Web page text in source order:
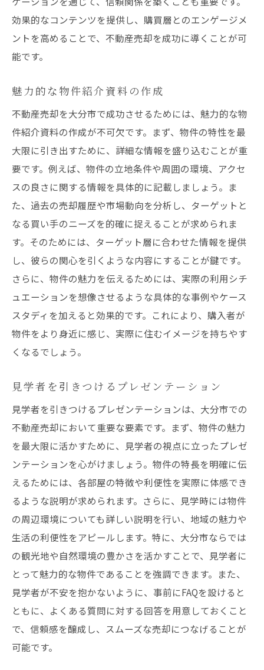
効果的なコンテンツを提供し、購買層とのエンゲージメ
ントを高めることで、不動産売却を成功に導くことが可
能です。
魅力的な物件紹介資料の作成
不動産売却を大分市で成功させるためには、魅力的な物
件紹介資料の作成が不可欠です。まず、物件の特性を最
大限に引き出すために、詳細な情報を盛り込むことが重
要です。例えば、物件の立地条件や周囲の環境、アクセ
スの良さに関する情報を具体的に記載しましょう。ま
た、過去の売却履歴や市場動向を分析し、ターゲットと
なる買い手のニーズを的確に捉えることが求められま
す。そのためには、ターゲット層に合わせた情報を提供
し、彼らの関心を引くような内容にすることが鍵です。
さらに、物件の魅力を伝えるためには、実際の利用シチ
ュエーションを想像させるような具体的な事例やケース
スタディを加えると効果的です。これにより、購入者が
物件をより身近に感じ、実際に住むイメージを持ちやす
くなるでしょう。
見学者を引きつけるプレゼンテーション
見学者を引きつけるプレゼンテーションは、大分市での
不動産売却において重要な要素です。まず、物件の魅力
を最大限に活かすために、見学者の視点に立ったプレゼ
ンテーションを心がけましょう。物件の特長を明確に伝
えるためには、各部屋の特徴や利便性を実際に体感でき
るような説明が求められます。さらに、見学時には物件
の周辺環境についても詳しい説明を行い、地域の魅力や
生活の利便性をアピールします。特に、大分市ならでは
の観光地や自然環境の豊かさを活かすことで、見学者に
とって魅力的な物件であることを強調できます。また、
見学者が不安を抱かないように、事前にFAQを設けると
ともに、よくある質問に対する回答を用意しておくこと
で、信頼感を醸成し、スムーズな売却につなげることが
可能です。